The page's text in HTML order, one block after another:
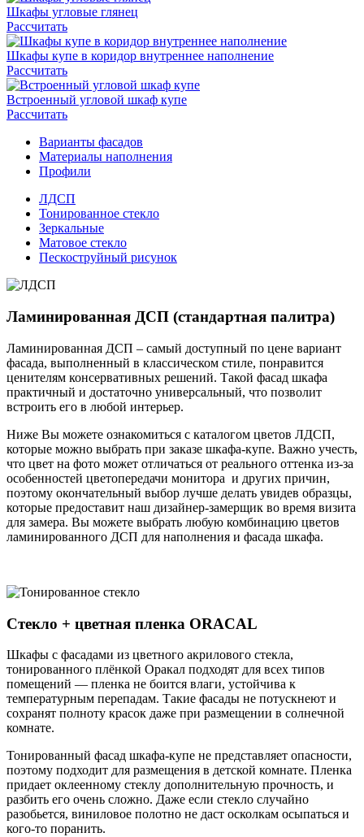
Шкафы угловые глянец
Рассчитать
Шкафы купе в коридор внутреннее наполнение
Рассчитать
Встроенный угловой шкаф купе
Рассчитать
Варианты фасадов
Материалы наполнения
Профили
ЛДСП
Тонированное стекло
Зеркальные
Матовое стекло
Пескоструйный рисунок
Ламинированная ДСП (стандартная палитра)
Ламинированная ДСП – самый доступный по цене вариант
фасада, выполненный в классическом стиле, понравится
ценителям консервативных решений. Такой фасад шкафа
практичный и достаточно универсальный, что позволит
встроить его в любой интерьер.
Ниже Вы можете ознакомиться с каталогом цветов ЛДСП,
которые можно выбрать при заказе шкафа-купе. Важно учесть,
что цвет на фото может отличаться от реального оттенка из-за
особенностей цветопередачи монитора и других причин,
поэтому окончательный выбор лучше делать увидев образцы,
которые предоставит наш дизайнер-замерщик во время визита
для замера. Вы можете выбрать любую комбинацию цветов
ламинированного ДСП для наполнения и фасада шкафа.
Стекло + цветная пленка ORACAL
Шкафы с фасадами из цветного акрилового стекла,
тонированного плёнкой Оракал подходят для всех типов
помещений — пленка не боится влаги, устойчива к
температурным перепадам. Такие фасады не потускнеют и
сохранят полноту красок даже при размещении в солнечной
комнате.
Тонированный фасад шкафа-купе не представляет опасности,
поэтому подходит для размещения в детской комнате. Пленка
придает оклеенному стеклу дополнительную прочность, и
разбить его очень сложно. Даже если стекло случайно
разобьется, виниловое полотно не даст осколкам осыпаться и
кого-то поранить.